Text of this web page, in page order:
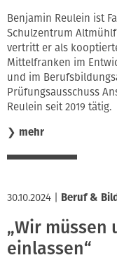
Benjamin Reulein ist
Schulzentrum
vertritt er als
Mittelfranken im
und im
Prüfungsausschuss
Reulein seit 2019 tätig.
❯ mehr
30.10.2024 Beruf &
„Wir müssen
einlassen“